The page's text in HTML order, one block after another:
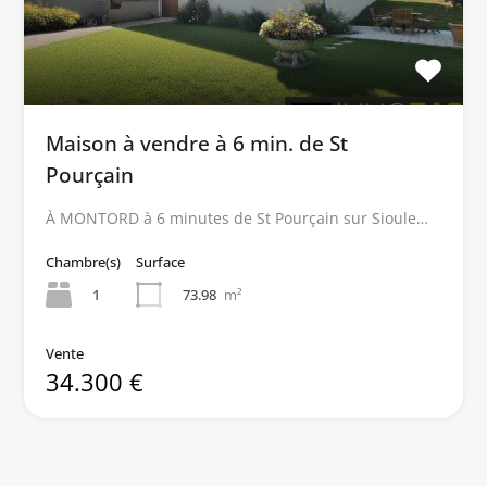
Maison à vendre à 6 min. de St
Pourçain
À MONTORD à 6 minutes de St Pourçain sur Sioule…
Chambre(s)
1
Surface
73.98 m²
Vente
34.300 €